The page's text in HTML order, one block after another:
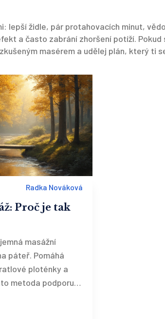
lepší židle, pár protahovacích minut,
a často zabrání zhoršení potíží. Pokud
masérem a udělej plán, který ti
Radka Nováková
Proč je tak
masážní
páteř. Pomáhá
ploténky a
metoda podporuje
účincích a